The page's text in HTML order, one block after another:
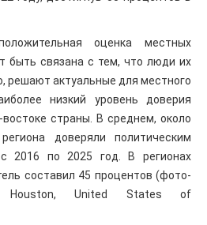
оценка местных
быть связана с тем, что люди их
решают актуальные для местного
низкий уровень доверия
страны. В среднем, около
доверяли политическим
2016 по 2025 год. В регионах
составил 45 процентов (фото-
United States of